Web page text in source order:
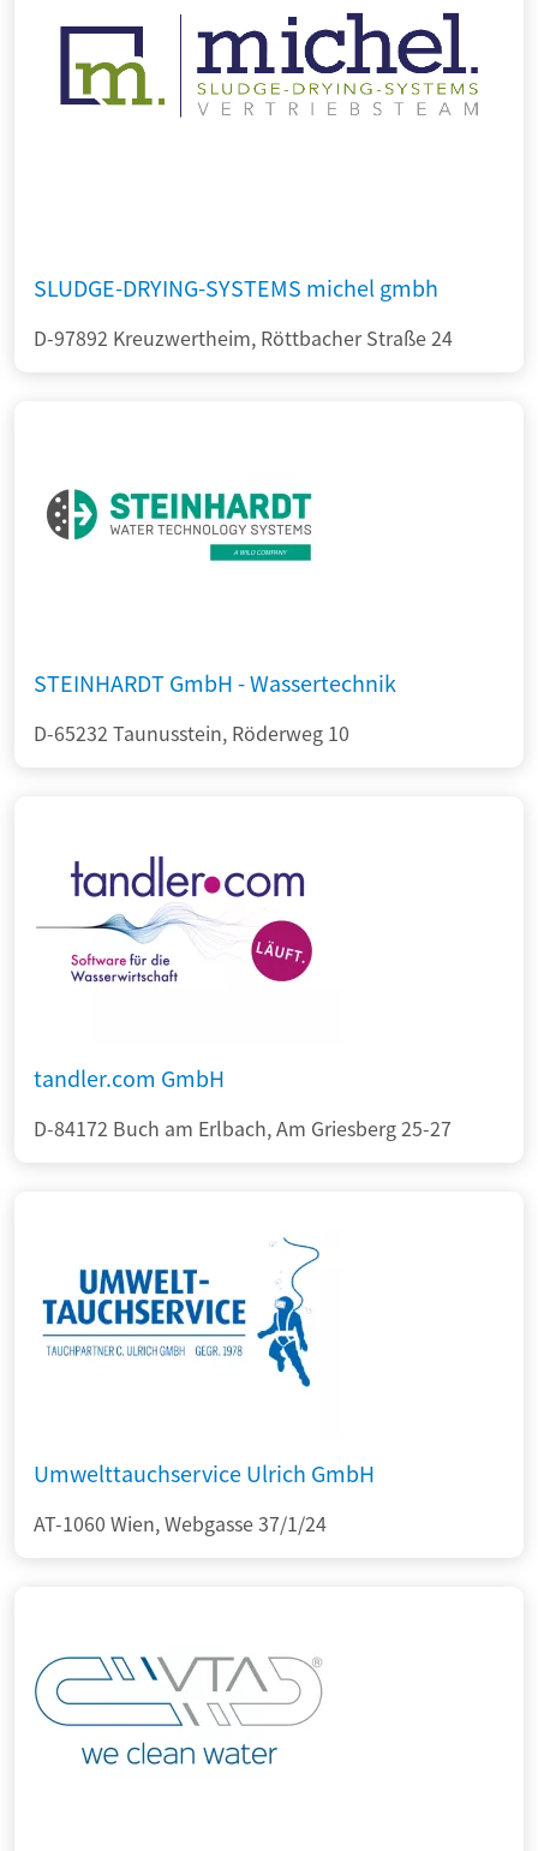
SLUDGE-DRYING-SYSTEMS michel gmbh
D-97892 Kreuzwertheim, Röttbacher Straße 24
STEINHARDT GmbH - Wassertechnik
D-65232 Taunusstein, Röderweg 10
tandler.com GmbH
D-84172 Buch am Erlbach, Am Griesberg 25-27
Umwelttauchservice Ulrich GmbH
AT-1060 Wien, Webgasse 37/1/24